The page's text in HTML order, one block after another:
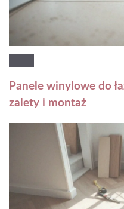
Panele winylowe do
zalety i montaż